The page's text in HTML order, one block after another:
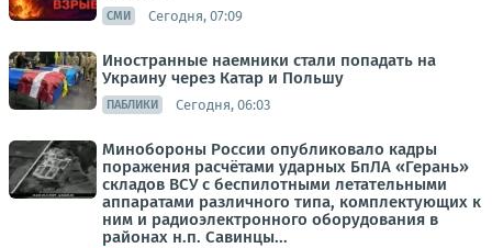
СМИ Сегодня, 07:09
Иностранные наемники стали попадать на
Украину через Катар и Польшу
ПАБЛИКИ Сегодня, 06:03
Минобороны России опубликовало кадры
поражения расчётами ударных БпЛА «Герань»
складов ВСУ с беспилотными летательными
аппаратами различного типа, комплектующих к
ним и радиоэлектронного оборудования в
районах н.п. Савинцы...